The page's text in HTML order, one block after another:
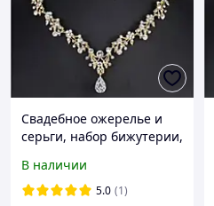
Свадебное ожерелье и
серьги, набор бижутерии,
В наличии
5.0 (1)